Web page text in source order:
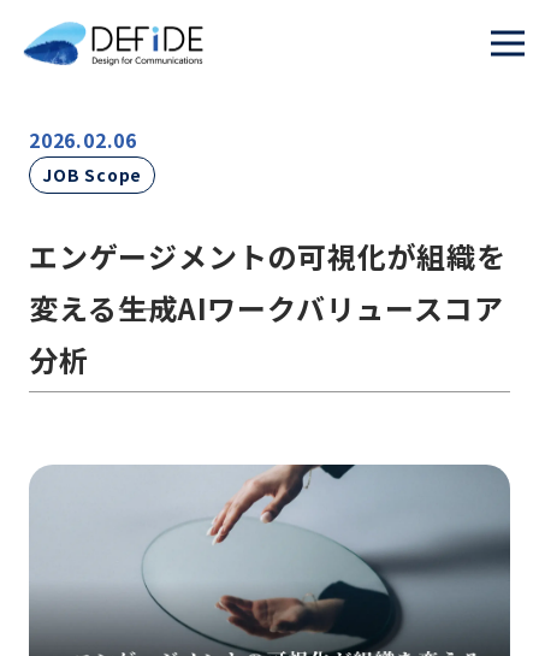
2026.02.06
JOB Scope
エンゲージメントの可視化が組織を
変える――生成AIワークバリュースコア
分析